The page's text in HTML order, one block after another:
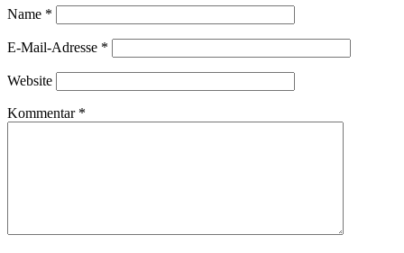
Name *
E-Mail-Adresse *
Website
Kommentar *